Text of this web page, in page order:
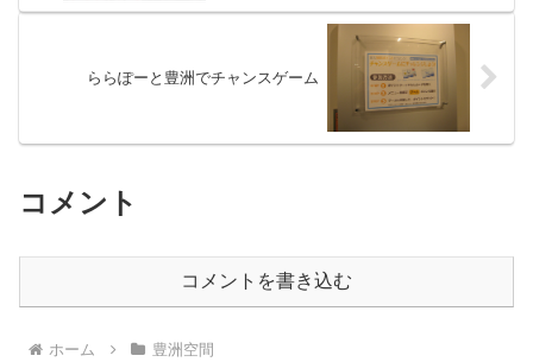
ららぽーと豊洲でチャンスゲーム
コメント
コメントを書き込む
ホーム 豊洲空間